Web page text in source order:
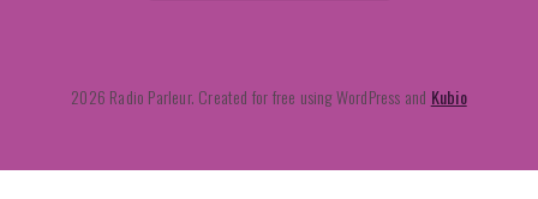
2026 Radio Parleur. Created for free using WordPress and Kubio